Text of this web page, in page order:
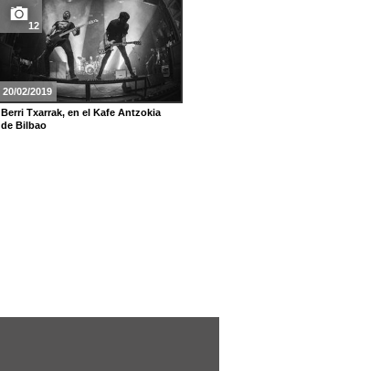
12
20/02/2019
Berri Txarrak, en el Kafe Antzokia
de Bilbao